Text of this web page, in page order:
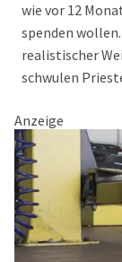
wie vor 12
spenden
realistischer
schwulen
Anzeige